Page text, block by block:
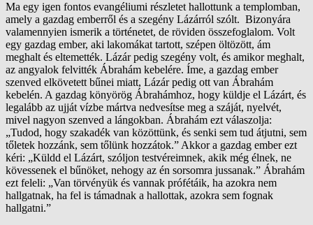
Ma egy igen fontos evangéliumi részletet hallottunk a templomban,
amely a gazdag emberről és a szegény Lázárról szólt. Bizonyára
valamennyien ismerik a történetet, de röviden összefoglalom. Volt
egy gazdag ember, aki lakomákat tartott, szépen öltözött, ám
meghalt és eltemették. Lázár pedig szegény volt, és amikor meghalt,
az angyalok felvitték Ábrahám kebelére. Íme, a gazdag ember
szenved elkövetett bűnei miatt, Lázár pedig ott van Ábrahám
kebelén. A gazdag könyörög Ábrahámhoz, hogy küldje el Lázárt, és
legalább az ujját vízbe mártva nedvesítse meg a száját, nyelvét,
mivel nagyon szenved a lángokban. Ábrahám ezt válaszolja:
„Tudod, hogy szakadék van közöttünk, és senki sem tud átjutni, sem
tőletek hozzánk, sem tőlünk hozzátok.” Akkor a gazdag ember ezt
kéri: „Küldd el Lázárt, szóljon testvéreimnek, akik még élnek, ne
kövessenek el bűnöket, nehogy az én sorsomra jussanak.” Ábrahám
ezt feleli: „Van törvényük és vannak prófétáik, ha azokra nem
hallgatnak, ha fel is támadnak a hallottak, azokra sem fognak
hallgatni.”